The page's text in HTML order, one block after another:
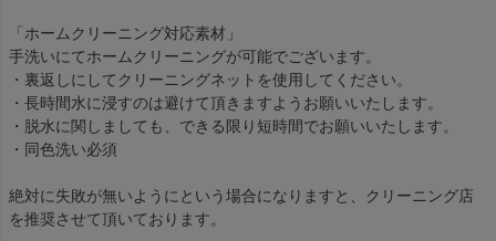
「ホームクリーニング対応素材」
手洗いにてホームクリーニングが可能でございます。
・裏返しにしてクリーニングネットを使用してください。
・長時間水に浸すのは避けて頂きますようお願いいたします。
・脱水に関しましても、できる限り短時間でお願いいたします。
・同色洗い必須
絶対に失敗が無いようにという場合になりますと、クリーニング店
を推奨させて頂いております。